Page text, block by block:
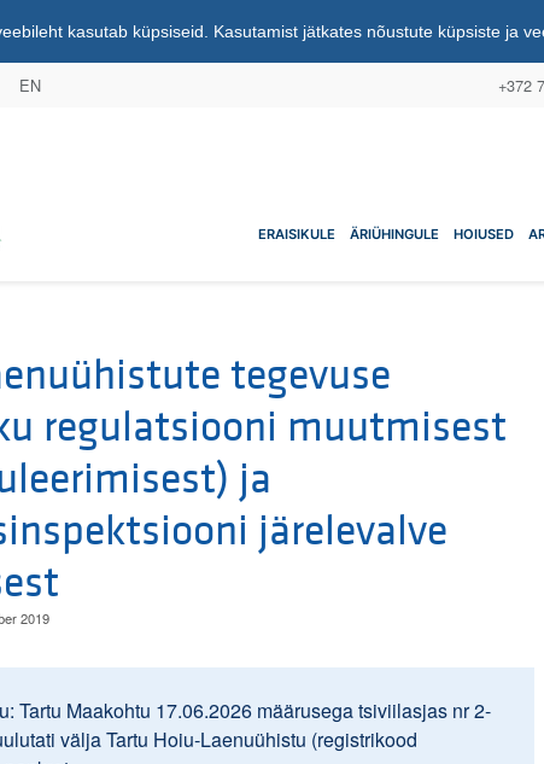
kasutab küpsiseid. Kasutamist jätkates nõustute küpsiste ja
EN +372
laenuühistuERAISIKULE ÄRIÜHINGULE HOIUSED
tegevuse
regulatsiooni muutmisest
ja
järelevalve
2019
Tartu Maakohtu 17.06.2026 määrusega tsiviilasjas nr 2-
välja Tartu Hoiu-Laenuühistu (registrikood